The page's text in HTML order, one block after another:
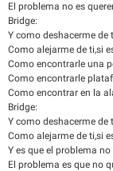
El problema no es
Bridge:
Y como deshacerme de
Como alejarme de ti,si
Como encontrarle una
Como encontrarle
Como encontrar en la
Bridge:
Y como deshacerme de
Como alejarme de ti,si
Y es que el problema
El problema es que no